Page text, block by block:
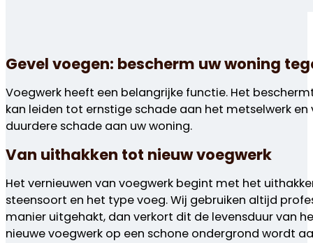
Gevel voegen: bescherm uw woning
Voegwerk heeft een belangrijke functie. Het
kan leiden tot ernstige schade aan het metselwerk
duurdere schade aan uw woning.
Van uithakken tot nieuw voegwerk
Het vernieuwen van voegwerk begint met het
steensoort en het type voeg. Wij gebruiken altijd
manier uitgehakt, dan verkort dit de levensduur van
nieuwe voegwerk op een schone ondergrond wordt